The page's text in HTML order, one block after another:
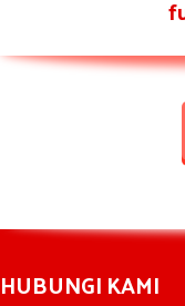
HUBUNGI KAMI